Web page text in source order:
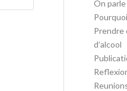
On
Prendre
d’alcool